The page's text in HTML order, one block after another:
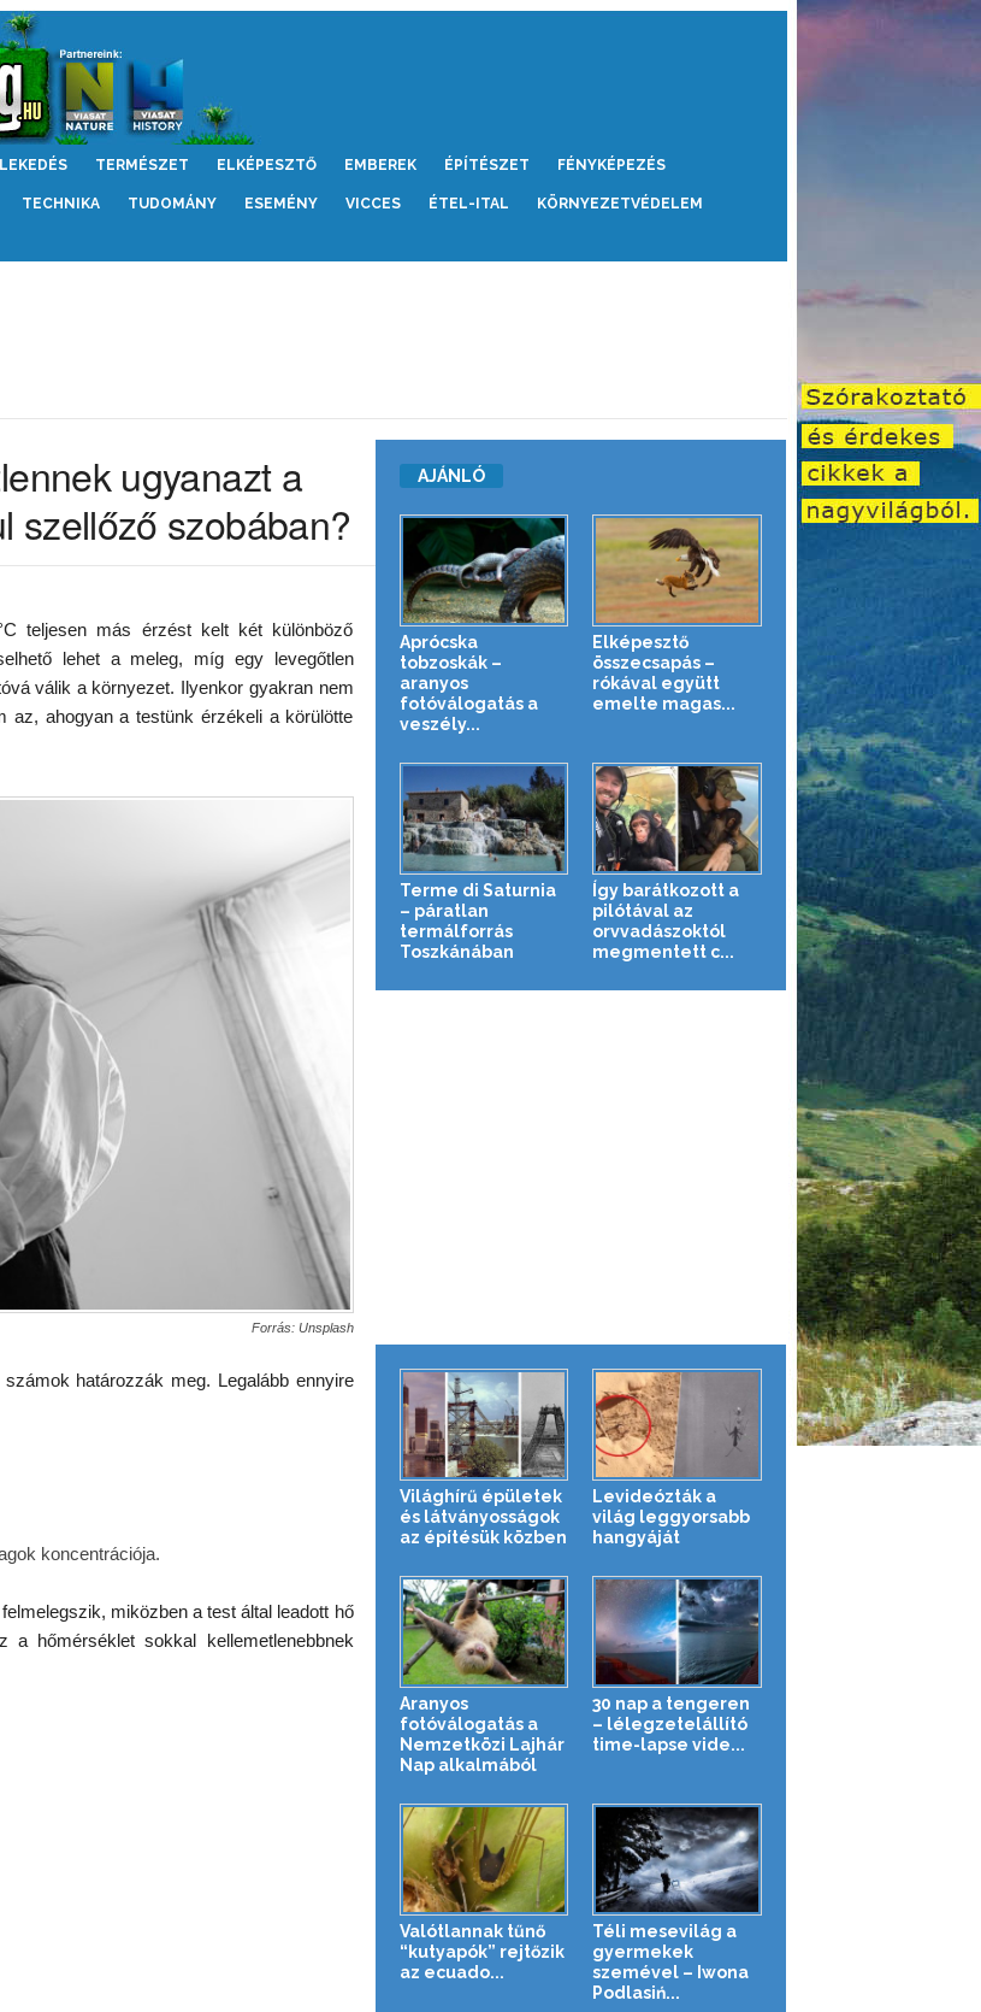
TERMÉSZET ELKÉPESZTŐ EMBEREK ÉPÍTÉSZET FÉNYKÉPEZÉS
TECHNIKA TUDOMÁNY ESEMÉNY VICCES ÉTEL-ITAL KÖRNYEZETVÉDELEM
ugyanazt a
szellőző szobában?
teljesen más érzést kelt két különböző
lehet a meleg, míg egy levegőtlen
válik a környezet. Ilyenkor gyakran nem
az, ahogyan a testünk érzékeli a körülötte
Forrás: Unsplash
határozzák meg. Legalább ennyire
koncentrációja.
miközben a test által leadott hő
a hőmérséklet sokkal kellemetlenebbnek
AJÁNLÓ
Aprócska
tobzoskák –
aranyos
fotóválogatás a
veszély...
Elképesztő
összecsapás –
rókával együtt
emelte magas...
Terme di Saturnia
– páratlan
termálforrás
Toszkánában
Így barátkozott a
pilótával az
orvvadászoktól
megmentett c...
Világhírű épületek
és látványosságok
az építésük közben
Levideózták a
világ leggyorsabb
hangyáját
Aranyos
fotóválogatás a
Nemzetközi Lajhár
Nap alkalmából
30 nap a tengeren
– lélegzetelállító
time-lapse vide...
Valótlannak tűnő
“kutyapók” rejtőzik
az ecuado...
Téli mesevilág a
gyermekek
szemével – Iwona
Podlasiń...